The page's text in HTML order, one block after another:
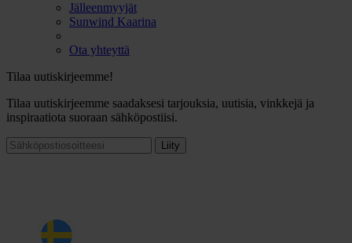
Jälleenmyyjät
Sunwind Kaarina
Ota yhteyttä
Tilaa uutiskirjeemme!
Tilaa uutiskirjeemme saadaksesi tarjouksia, uutisia, vinkkejä ja
inspiraatiota suoraan sähköpostiisi.
Liity